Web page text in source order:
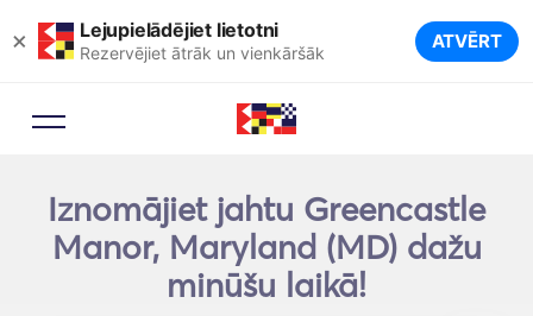
× Lejupielādējiet lietotni
Rezervējiet ātrāk un vienkāršāk ATVĒRT
Iznomājiet jahtu Greencastle
Manor, Maryland (MD) dažu
minūšu laikā!